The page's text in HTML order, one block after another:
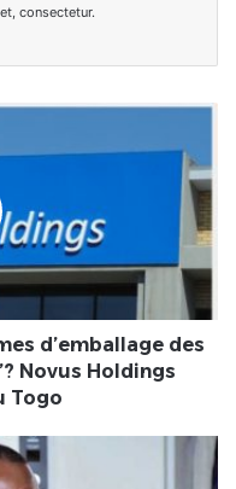
consectetur.
d’emballage des
Novus Holdings
Togo